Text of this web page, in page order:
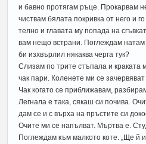
и бавно протягам ръце. Прокарвам
чиствам бялата покривка от него и
телно и главата му попада на
вам нещо встрани. Поглеждам
би изхвърлил някаква черга тук?
Слизам по трите стъпала и краката
чак пари. Коленете ми се
Чак когато се приближавам,
Легнала е така, сякаш си почива.
дам се и с върха на пръстите си
Очите ми се напълват. Мъртва е.
Поглеждам към малкото коте. „Ще й